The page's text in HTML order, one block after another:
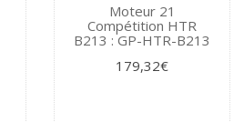
Moteur 21
Compétition HTR
B213 : GP-HTR-B213
179,32€